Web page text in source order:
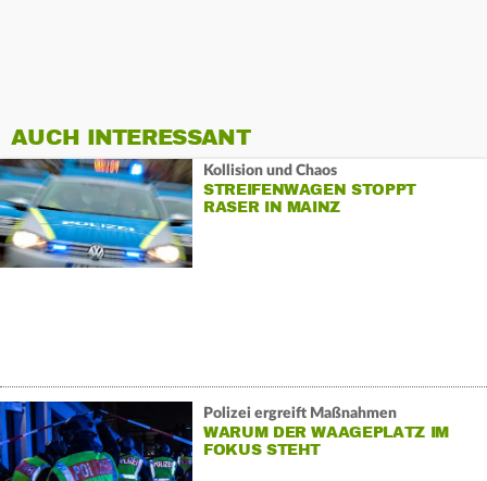
AUCH INTERESSANT
Kollision und Chaos
STREIFENWAGEN STOPPT
RASER IN MAINZ
Polizei ergreift Maßnahmen
WARUM DER WAAGEPLATZ IM
FOKUS STEHT